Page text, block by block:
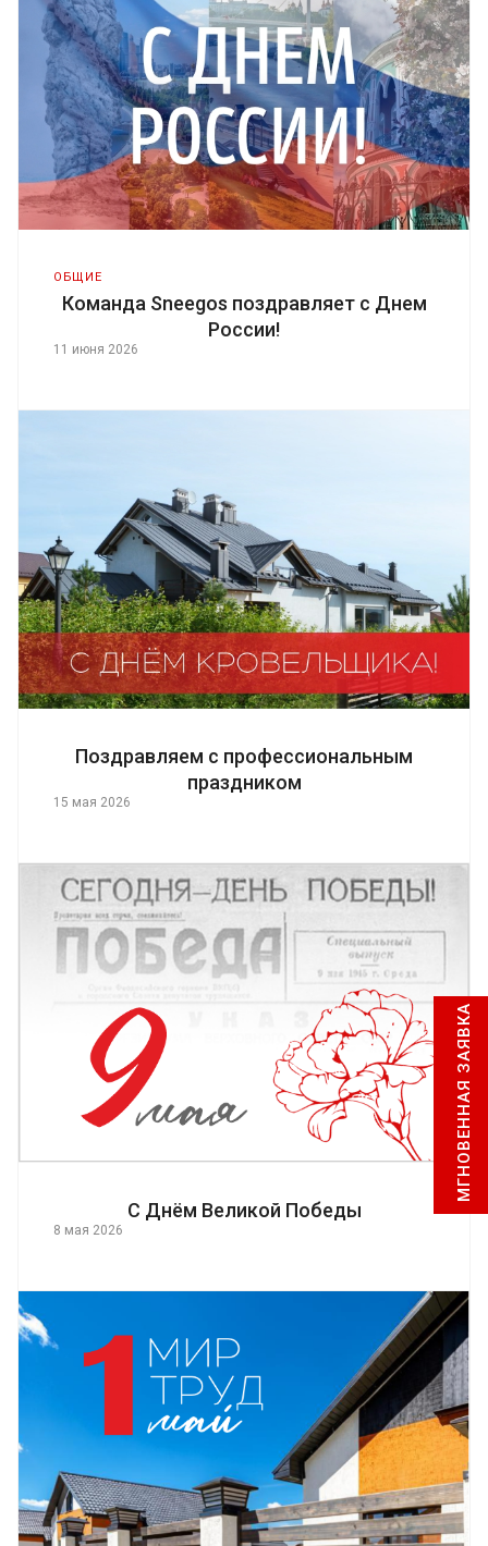
ОБЩИЕ
Команда Sneegos поздравляет с Днем
России!
11 июня 2026
Поздравляем с профессиональным
праздником
15 мая 2026
С Днём Великой Победы
8 мая 2026
МГНОВЕННАЯ ЗАЯВКА